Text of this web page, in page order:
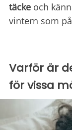
täcke och
vintern som
Varför är
för vissa